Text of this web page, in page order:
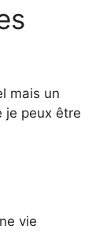
mais un
je peux être
vie